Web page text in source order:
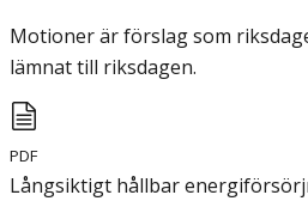
Motioner är förslag som
lämnat till riksdagen.
PDF
Långsiktigt hållbar